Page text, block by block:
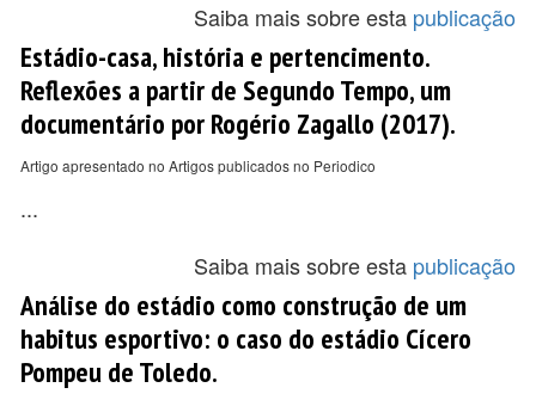
Saiba mais sobre esta publicação
Estádio-casa, história e pertencimento.
Reflexões a partir de Segundo Tempo, um
documentário por Rogério Zagallo (2017).
Artigo apresentado no Artigos publicados no Periodico
...
Saiba mais sobre esta publicação
Análise do estádio como construção de um
habitus esportivo: o caso do estádio Cícero
Pompeu de Toledo.